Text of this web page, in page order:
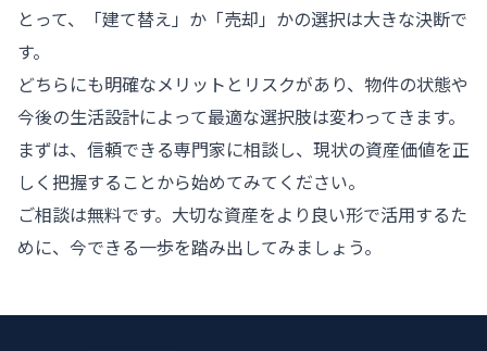
とって、「建て替え」か「売却」かの選択は大きな決断で
す。
どちらにも明確なメリットとリスクがあり、物件の状態や
今後の生活設計によって最適な選択肢は変わってきます。
まずは、信頼できる専門家に相談し、現状の資産価値を正
しく把握することから始めてみてください。
ご相談は無料です。大切な資産をより良い形で活用するた
めに、今できる一歩を踏み出してみましょう。